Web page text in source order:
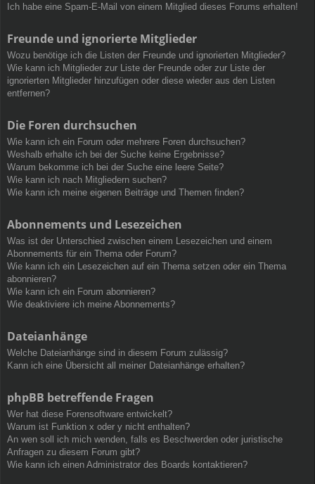
Ich habe eine Spam-E-Mail von einem Mitglied dieses Forums erhalten!
Freunde und ignorierte Mitglieder
Wozu benötige ich die Listen der Freunde und ignorierten Mitglieder?
Wie kann ich Mitglieder zur Liste der Freunde oder zur Liste der
ignorierten Mitglieder hinzufügen oder diese wieder aus den Listen
entfernen?
Die Foren durchsuchen
Wie kann ich ein Forum oder mehrere Foren durchsuchen?
Weshalb erhalte ich bei der Suche keine Ergebnisse?
Warum bekomme ich bei der Suche eine leere Seite?
Wie kann ich nach Mitgliedern suchen?
Wie kann ich meine eigenen Beiträge und Themen finden?
Abonnements und Lesezeichen
Was ist der Unterschied zwischen einem Lesezeichen und einem
Abonnements für ein Thema oder Forum?
Wie kann ich ein Lesezeichen auf ein Thema setzen oder ein Thema
abonnieren?
Wie kann ich ein Forum abonnieren?
Wie deaktiviere ich meine Abonnements?
Dateianhänge
Welche Dateianhänge sind in diesem Forum zulässig?
Kann ich eine Übersicht all meiner Dateianhänge erhalten?
phpBB betreffende Fragen
Wer hat diese Forensoftware entwickelt?
Warum ist Funktion x oder y nicht enthalten?
An wen soll ich mich wenden, falls es Beschwerden oder juristische
Anfragen zu diesem Forum gibt?
Wie kann ich einen Administrator des Boards kontaktieren?